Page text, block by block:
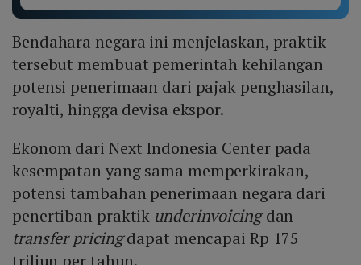
Bendahara negara ini menjelaskan, praktik
tersebut membuat pemerintah kehilangan
potensi penerimaan dari pajak penghasilan,
royalti, hingga devisa ekspor.
Ekonom dari Next Indonesia Center pada
kesempatan yang sama memperkirakan,
potensi tambahan penerimaan negara dari
penertiban praktik underinvoicingdan
transfer pricingdapat mencapai Rp 175